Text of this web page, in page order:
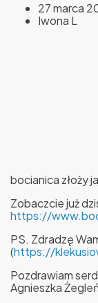
27 marca
Iwona L
bocianica złoży
Zobaczcie już
https://
PS. Zdradzę
(https://
Pozdrawiam
Agnieszka Żegleń